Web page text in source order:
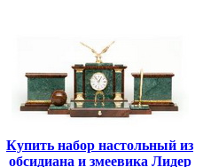
Купить набор настольный из
обсидиана и змеевика Лидер